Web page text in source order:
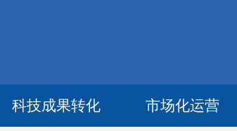
科技成果转化 市场化运营